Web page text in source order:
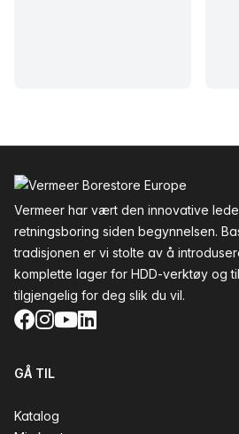
Vermeer har vært den innovative
retningsboring siden begynnelsen.
tradisjonen er vi stolte av å
komplette lager for HDD-verktøy og
tilgjengelig for deg slik du vil.
Facebook
Instagram
YouTube
LinkedIn
GÅ TIL
Katalog